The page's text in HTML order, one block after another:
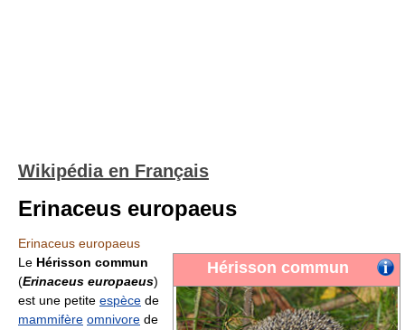
Wikipédia en Français
Erinaceus europaeus
Erinaceus europaeus
Hérisson commun
Le Hérisson commun
(Erinaceus europaeus)
est une petite espèce de
mammifère omnivore de